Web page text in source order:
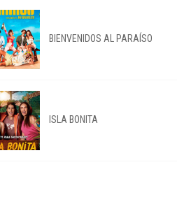
BIENVENIDOS AL PARAÍSO
ISLA BONITA